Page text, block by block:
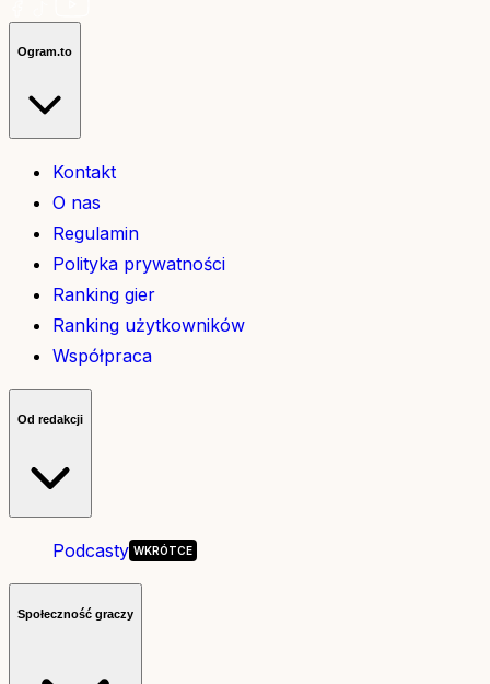
Ogram.to
Kontakt
O nas
Regulamin
Polityka prywatności
Ranking gier
Ranking użytkowników
Współpraca
Od redakcji
Podcasty
Społeczność graczy